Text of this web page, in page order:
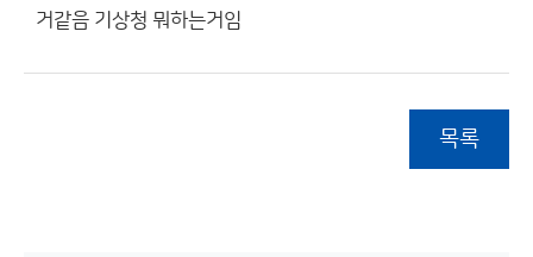
거같음 기상청 뭐하는거임
목록